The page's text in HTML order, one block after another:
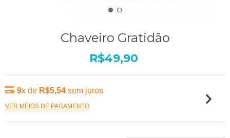
Chaveiro Gratidão
R$49,90
9x de R$5,54 sem juros
VER MEIOS DE PAGAMENTO